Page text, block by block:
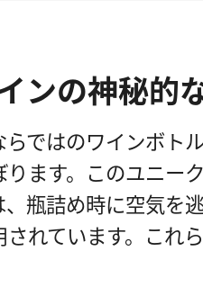
ンの神秘的
らではのワインボト
ます。このユニー
、瓶詰め時に空気を
されています。これ